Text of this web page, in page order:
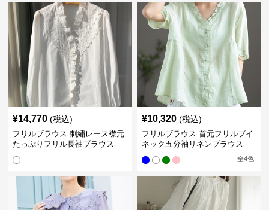
¥14,770 (税込)
フリルブラウス 刺繍レース襟元
たっぷりフリル長袖ブラウス
¥10,320 (税込)
フリルブラウス 首元フリルブイ
ネック五分袖リネンブラウス
全4色